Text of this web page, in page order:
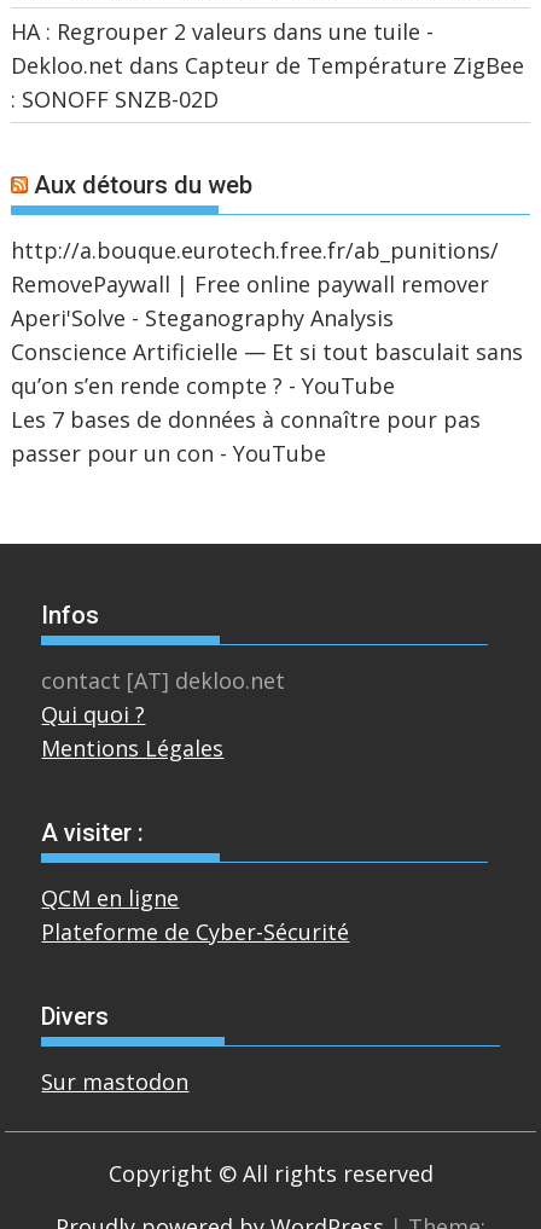
HA : Regrouper 2 valeurs dans une tuile -
Dekloo.net dans Capteur de Température ZigBee
: SONOFF SNZB-02D
Aux détours du web
http://a.bouque.eurotech.free.fr/ab_punitions/
RemovePaywall | Free online paywall remover
Aperi'Solve - Steganography Analysis
Conscience Artificielle — Et si tout basculait sans
qu’on s’en rende compte ? - YouTube
Les 7 bases de données à connaître pour pas
passer pour un con - YouTube
Infos
contact [AT] dekloo.net
Qui quoi ?
Mentions Légales
A visiter :
QCM en ligne
Plateforme de Cyber-Sécurité
Divers
Sur mastodon
Copyright © All rights reserved